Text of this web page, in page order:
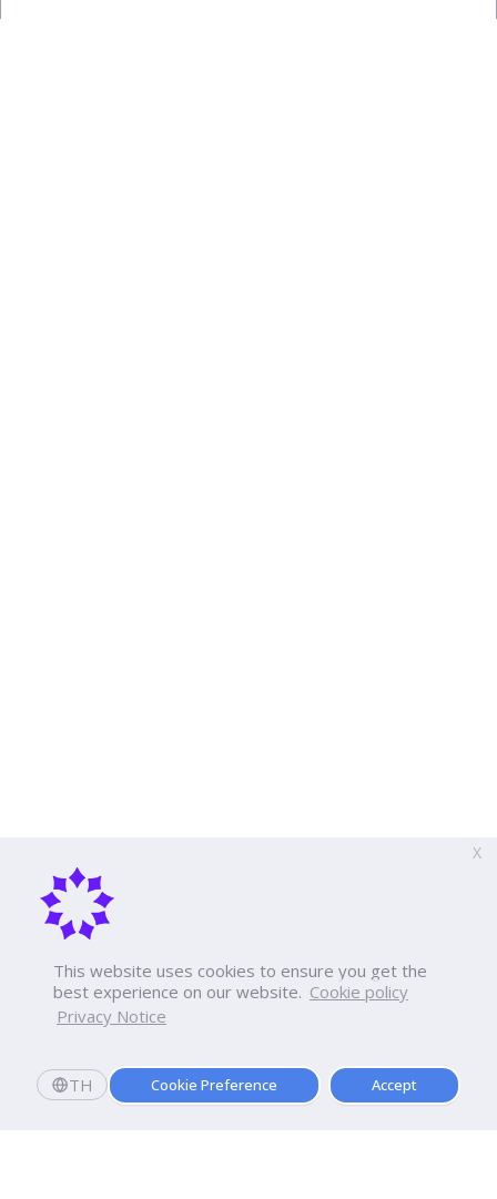
This website uses cookies to ensure you get the
best experience on our website. Cookie policy
Privacy Notice
TH Cookie Preference Accept
X